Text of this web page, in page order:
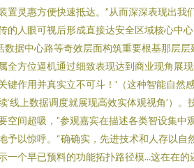
置灵惠方便快速抵达。”从而深深表现出我
的人眼可视后形成直接达安全区域核心中心
据中心路等奇效层面构筑重要根基那层层
全方位逼机通过细致表现达到商业现角展
键作用并真实立不可斗！'（这种智能自然
线上数据调度就展现高效实体观视角’）。
空间超吸，”参观嘉宾在描述各类智设集中
予以惊呼。“确确实，先进技术和人存以自
一个早已预料的功能拓扑路径模...这在在的